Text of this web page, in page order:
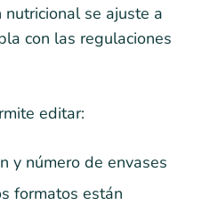
se ajuste a
con las regulaciones
editar:
y número de envases
formatos están